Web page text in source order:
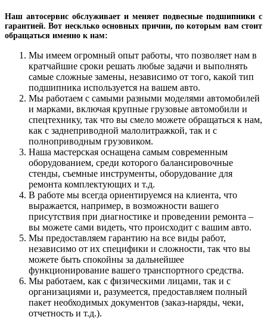
Наш автосервис обслуживает и меняет подвесные подшипники с
гарантией. Вот несклько основных причин, по которым вам стоит
обращаться именно к нам:
Мы имеем огромный опыт работы, что позволяет нам в
кратчайшие сроки решать любые задачи и выполнять
самые сложные замены, независимо от того, какой тип
подшипника используется на вашем авто.
Мы работаем с самыми разными моделями автомобилей
и марками, включая крупные грузовые автомобили и
спецтехнику, так что вы смело можете обращаться к нам,
как с заднеприводной малолитражкой, так и с
полноприводным грузовиком.
Наша мастерская оснащена самым современным
оборудованием, среди которого балансировочные
стенды, съемные инструменты, оборудование для
ремонта комплектующих и т.д.
В работе мы всегда ориентируемся на клиента, что
выражается, например, в возможности вашего
присутствия при диагностике и проведении ремонта –
вы можете сами видеть, что происходит с вашим авто.
Мы предоставляем гарантию на все виды работ,
независимо от их специфики и сложности, так что вы
можете быть спокойны за дальнейшее
функционирование вашего транспортного средства.
Мы работаем, как с физическими лицами, так и с
организациями и, разумеется, предоставляем полный
пакет необходимых документов (заказ-наряды, чеки,
отчетность и т.д.).